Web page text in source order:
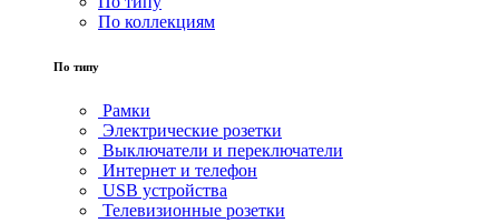
По коллекциям
По типу
Рамки
Электрические розетки
Выключатели и переключатели
Интернет и телефон
USB устройства
Телевизионные розетки